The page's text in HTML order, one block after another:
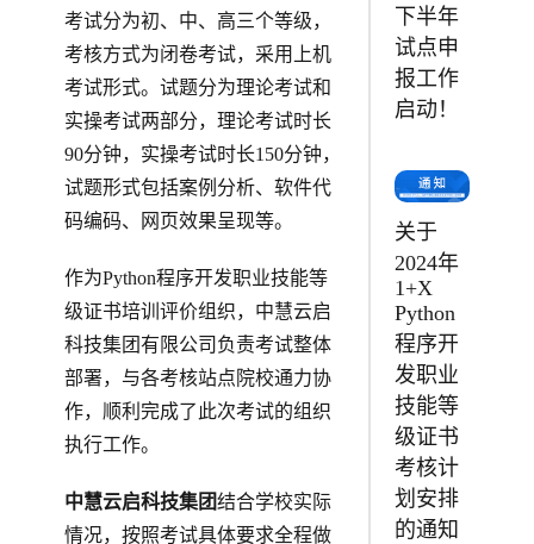
考试分为初、中、高三个等级，
考核方式为闭卷考试，采用上机
考试形式。试题分为理论考试和
实操考试两部分，理论考试时长
90分钟，实操考试时长150分钟，
试题形式包括案例分析、软件代
码编码、网页效果呈现等。
作为Python程序开发职业技能等
级证书培训评价组织，中慧云启
科技集团有限公司负责考试整体
部署，与各考核站点院校通力协
作，顺利完成了此次考试的组织
执行工作。
中慧云启科技集团结合学校实际
情况，按照考试具体要求全程做
下半年
试点申
报工作
启动！
关于
2024年
1+X
Python
程序开
发职业
技能等
级证书
考核计
划安排
的通知